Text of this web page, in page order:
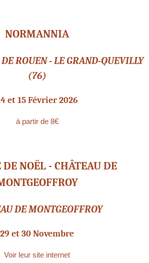
NORMANNIA
ROUEN - LE GRAND-QUEVILLY
(76)
et 15 Février 2026
à partir de 8€
NOËL - CHÂTEAU DE
DE MONTGEOFFROY
29 et 30 Novembre
Voir leur site internet